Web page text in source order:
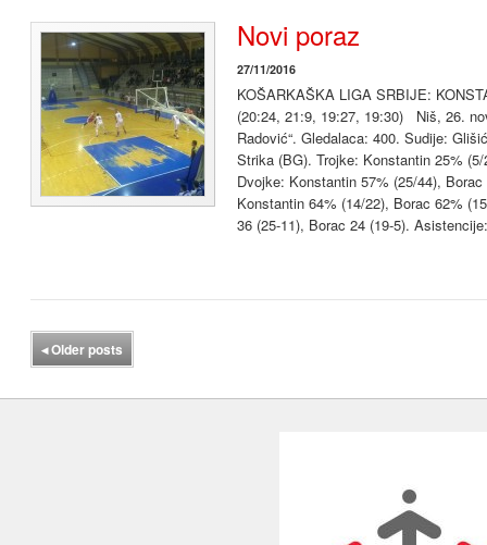
Novi poraz
27/11/2016
KOŠARKAŠKA LIGA SRBIJE:
(20:24, 21:9, 19:27, 19:30) Niš, 26.
Radović“. Gledalaca: 400. Sudije:
Strika (BG). Trojke: Konstantin 25%
Dvojke: Konstantin 57% (25/44),
Konstantin 64% (14/22), Borac 62%
36 (25-11), Borac 24 (19-5).
◂Older posts